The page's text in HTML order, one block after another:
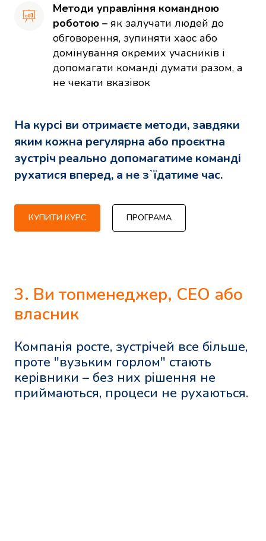
Методи управління командною
роботою – як залучати людей до
обговорення, зупиняти хаос або
домінування окремих учасників і
допомагати команді думати разом, а
не чекати вказівок
На курсі ви отримаєте методи, завдяки
яким кожна регулярна або проєктна
зустріч реально допомагатиме команді
рухатися вперед, а не зʼїдатиме час.
КУПИТИ КУРС ПРОГРАМА
3. Ви топменеджер, CEO або
власник
Компанія росте, зустрічей все більше,
проте "вузьким горлом" стають
керівники – без них рішення не
приймаються, процеси не рухаються.